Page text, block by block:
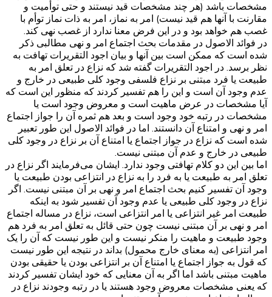
مشخصات باشد (هر چند مشخصات قید نیستند و حتی توأمیت و
مقارنت با آنها هم قید نیست) امر به نماز، امر به ذات نماز توأم با
غصب هم خواهد بود و در این فرض معنا ندارد از غصب نهی کند.
در فوائد الاصول در مقدمات بحث اجتماع امر و نهی مطالبی ذکر
شده است که ممکن است بین آنها و بیان اجود التقریرات تهافت به
نظر برسد. در اجود التقریرات گفته شد که نزاع در تعلق امر به
طبیعت یا فرد مبتنی بر نزاع فلسفی وجود کلی طبیعی در خارج و
عدم وجود آن است و این را هم تفسیر کردند که منظور این است که
آیا مشخصات در عرض ماهیت است و معروض وجود است یا
مشخصات در رتبه خود وجود است و بعد هم ثمره آن را جواز اجتماع
امر و نهی و امتناع آن دانستند. اما در فوائد الاصول این طور تعبیر
شده است که نزاع در جواز اجتماع یا امتناع آن بر نزاع در وجود کلی
طبیعی در خارج و عدم آن مبتنی نیست.
اما بین این دو کلام تهافتی وجود ندارد. ایشان می‌فرمایند اگر نزاع در
تعلق امر به طبیعت یا به فرد را به نزاع در انتزاعی بودن طبیعت یا
وجود آن تفسیر کنیم بحث اجتماع امر و نهی بر آن مبتنی نیست. اگر
نزاع در وجود کلی طبیعی یا عدم وجود آن تفسیر شود به اینکه
طبیعت امر غیر انتزاعی یا امر انتزاعی است، نزاع در مساله اجتماع
امر و نهی بر آن مبتنی نیست چون حتی قائل به تعلق امر به فرد هم
وجود طبیعت و ماهیت را منکر نیست و این طور نیست که آن را یک
امر انتزاعی (به معنای خارج محمول) بداند در نتیجه این طور نیست
که قول به جواز اجتماع یا امتناع آن بر انتزاعی بودن یا حقیقی بودن
ماهیت مبتنی باشد اما اگر به آن معنایی که خود ایشان تفسیر کردند
که یعنی مشخصات معروض وجود هستند یا در رتبه وجودند نزاع در